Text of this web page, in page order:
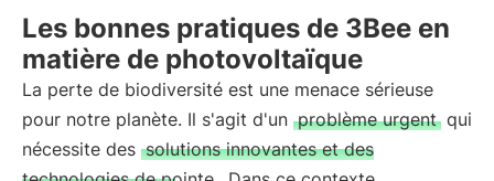
Les bonnes pratiques de 3Bee en
matière de photovoltaïque
La perte de biodiversité est une menace sérieuse
pour notre planète. Il s'agit d'un problème urgent qui
nécessite des solutions innovantes et des